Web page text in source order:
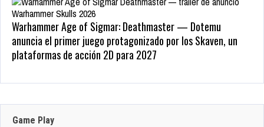
Warhammer Age of Sigmar: Deathmaster — Dotemu
anuncia el primer juego protagonizado por los Skaven, un
plataformas de acción 2D para 2027
210 Views
Zenless Zone Zero 3.0 llega a Steam el 17 de junio con DLSS
y trazado de rayos; NVIDIA actualiza RTX Remix 1.5
Game Play